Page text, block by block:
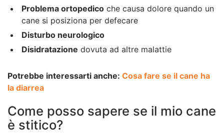
Problema ortopedico che causa dolore quando un
cane si posiziona per defecare
Disturbo neurologico
Disidratazione dovuta ad altre malattie
Potrebbe interessarti anche: Cosa fare se il cane ha
la diarrea
Come posso sapere se il mio cane
è stitico?